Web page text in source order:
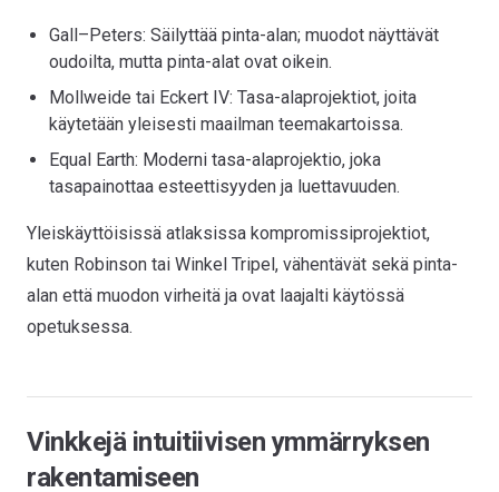
Gall–Peters: Säilyttää pinta-alan; muodot näyttävät
oudoilta, mutta pinta-alat ovat oikein.
Mollweide tai Eckert IV: Tasa-alaprojektiot, joita
käytetään yleisesti maailman teemakartoissa.
Equal Earth: Moderni tasa-alaprojektio, joka
tasapainottaa esteettisyyden ja luettavuuden.
Yleiskäyttöisissä atlaksissa kompromissiprojektiot,
kuten Robinson tai Winkel Tripel, vähentävät sekä pinta-
alan että muodon virheitä ja ovat laajalti käytössä
opetuksessa.
Vinkkejä intuitiivisen ymmärryksen
rakentamiseen